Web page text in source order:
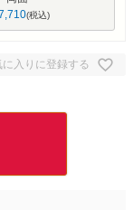
税込
に入りに登録する